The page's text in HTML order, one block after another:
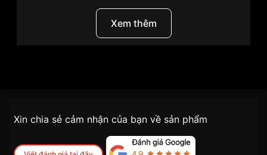
Xem thêm
Đối tượng sử dụng Nữ
tiện lợi –
nhanh chóng – minh bạch
Xin chia sẻ cảm nhận của bạn về sản phẩm